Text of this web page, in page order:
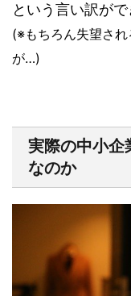
という言い訳が
(※もちろん失望さ
が…)
実際の中小企
なのか